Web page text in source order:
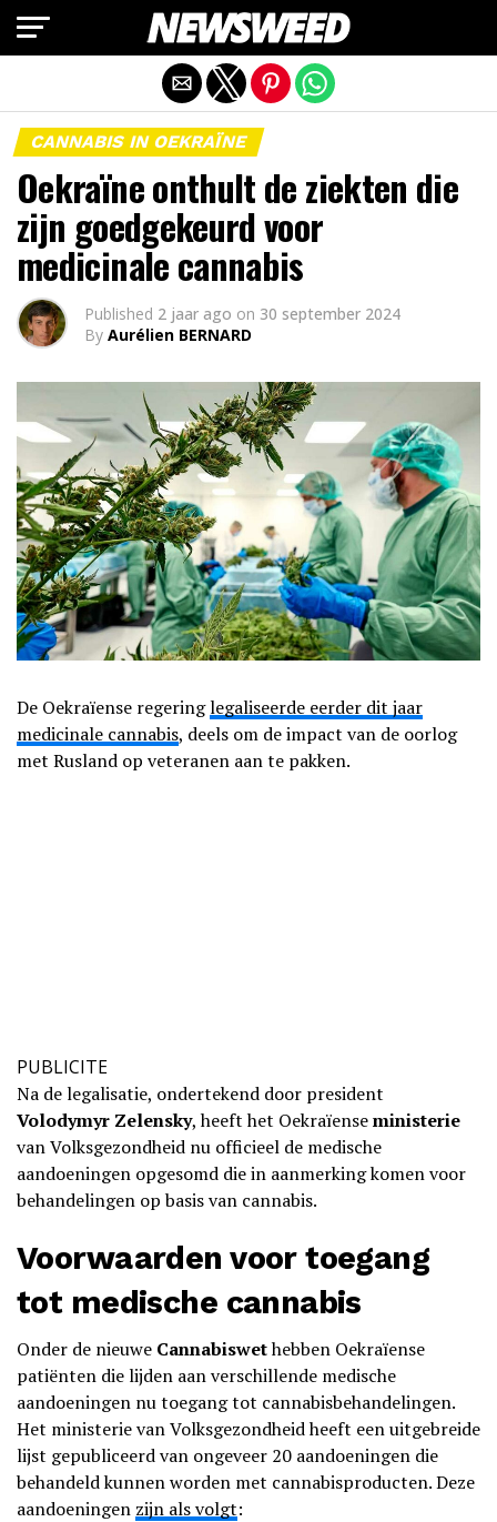
CANNABIS IN OEKRAÏNE
Oekraïne onthult de ziekten die
zijn goedgekeurd voor
medicinale cannabis
Published 2 jaar ago on 30 september 2024
By Aurélien BERNARD
De Oekraïense regeringlegaliseerde eerder dit jaar
medicinale cannabis, deels om de impact van de oorlog
met Rusland op veteranen aan te pakken.
PUBLICITE
Na de legalisatie, ondertekend door president
Volodymyr Zelensky, heeft het Oekraïenseministerie
van Volksgezondheid nu officieel de medische
aandoeningen opgesomd die in aanmerking komen voor
behandelingen op basis van cannabis.
Voorwaarden voor toegang
tot medische cannabis
Onder de nieuwe Cannabiswethebben Oekraïense
patiënten die lijden aan verschillende medische
aandoeningen nu toegang tot cannabisbehandelingen.
Het ministerie van Volksgezondheid heeft een uitgebreide
lijst gepubliceerd van ongeveer 20 aandoeningen die
behandeld kunnen worden met cannabisproducten. Deze
aandoeningen zijn als volgt:
Mobiele versie afsluiten